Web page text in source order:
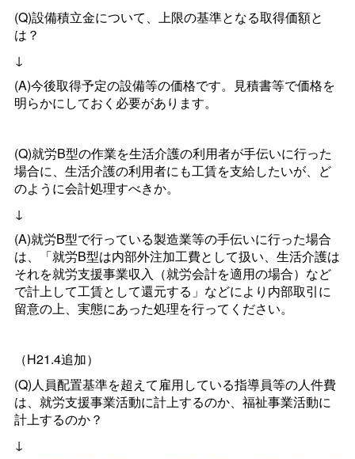
(Q)設備積立金について、上限の基準となる取得価額と
は？
↓
(A)今後取得予定の設備等の価格です。見積書等で価格を
明らかにしておく必要があります。
(Q)就労B型の作業を生活介護の利用者が手伝いに行った
場合に、生活介護の利用者にも工賃を支給したいが、ど
のように会計処理すべきか。
↓
(A)就労B型で行っている製造業等の手伝いに行った場合
は、「就労B型は内部外注加工費として扱い、生活介護は
それを就労支援事業収入（就労会計を適用の場合）など
で計上して工賃として還元する」などにより内部取引に
留意の上、実態にあった処理を行ってください。
（H21.4追加）
(Q)人員配置基準を超えて雇用している指導員等の人件費
は、就労支援事業活動に計上するのか、福祉事業活動に
計上するのか？
↓